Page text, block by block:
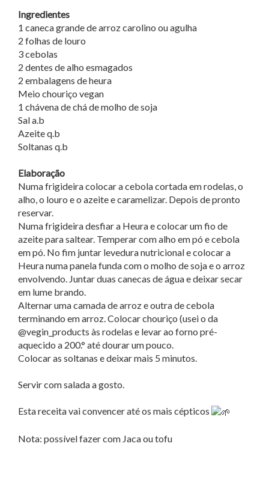
Ingredientes
1 caneca grande de arroz carolino ou agulha
2 folhas de louro
3 cebolas
2 dentes de alho esmagados
2 embalagens de heura
Meio chouriço vegan
1 chávena de chá de molho de soja
Sal a.b
Azeite q.b
Soltanas q.b
Elaboração
Numa frigideira colocar a cebola cortada em rodelas, o
alho, o louro e o azeite e caramelizar. Depois de pronto
reservar.
Numa frigideira desfiar a Heura e colocar um fio de
azeite para saltear. Temperar com alho em pó e cebola
em pó. No fim juntar levedura nutricional e colocar a
Heura numa panela funda com o molho de soja e o arroz
envolvendo. Juntar duas canecas de água e deixar secar
em lume brando.
Alternar uma camada de arroz e outra de cebola
terminando em arroz. Colocar chouriço (usei o da
@vegin_products às rodelas e levar ao forno pré-
aquecido a 200.° até dourar um pouco.
Colocar as soltanas e deixar mais 5 minutos.
Servir com salada a gosto.
Esta receita vai convencer até os mais cépticos
Nota: possível fazer com Jaca ou tofu